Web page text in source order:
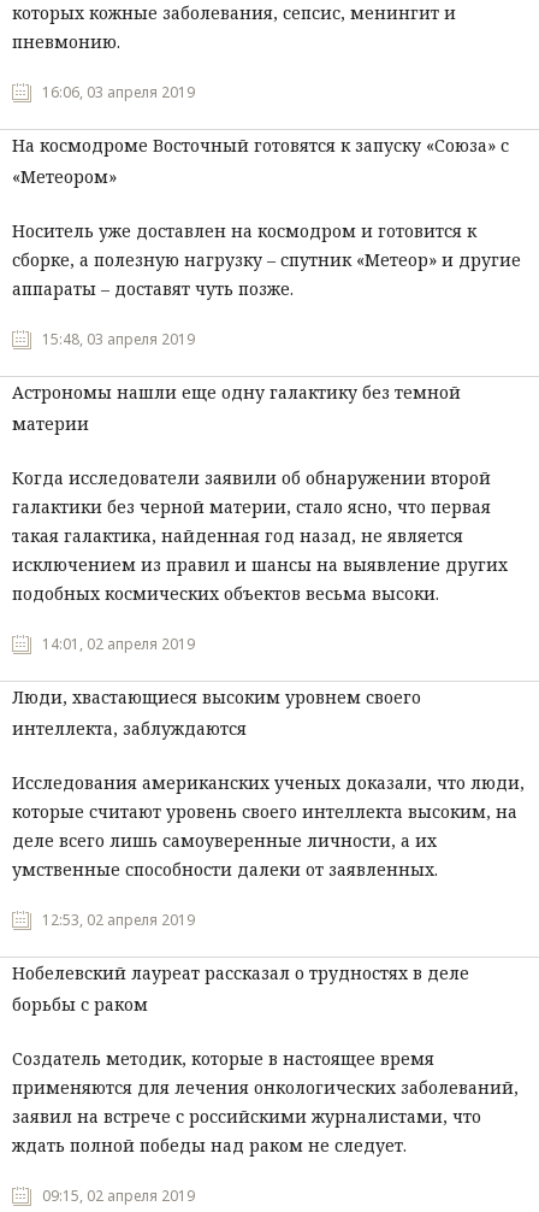
которых кожные заболевания, сепсис, менингит и
пневмонию.
16:06, 03 апреля 2019
На космодроме Восточный готовятся к запуску «Союза» с
«Метеором»
Носитель уже доставлен на космодром и готовится к
сборке, а полезную нагрузку – спутник «Метеор» и другие
аппараты – доставят чуть позже.
15:48, 03 апреля 2019
Астрономы нашли еще одну галактику без темной
материи
Когда исследователи заявили об обнаружении второй
галактики без черной материи, стало ясно, что первая
такая галактика, найденная год назад, не является
исключением из правил и шансы на выявление других
подобных космических объектов весьма высоки.
14:01, 02 апреля 2019
Люди, хвастающиеся высоким уровнем своего
интеллекта, заблуждаются
Исследования американских ученых доказали, что люди,
которые считают уровень своего интеллекта высоким, на
деле всего лишь самоуверенные личности, а их
умственные способности далеки от заявленных.
12:53, 02 апреля 2019
Нобелевский лауреат рассказал о трудностях в деле
борьбы с раком
Создатель методик, которые в настоящее время
применяются для лечения онкологических заболеваний,
заявил на встрече с российскими журналистами, что
ждать полной победы над раком не следует.
09:15, 02 апреля 2019